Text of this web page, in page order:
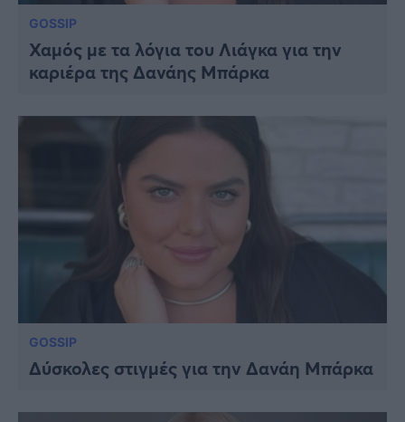
GOSSIP
Χαμός με τα λόγια του Λιάγκα για την
καριέρα της Δανάης Μπάρκα
GOSSIP
Δύσκολες στιγμές για την Δανάη Μπάρκα